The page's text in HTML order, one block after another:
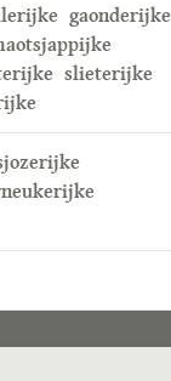
gaonderijke
slieterijke